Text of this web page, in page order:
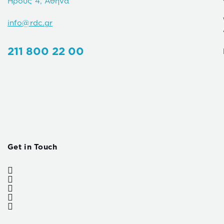
info@rdc.gr
211 800 22 00
Get in Touch